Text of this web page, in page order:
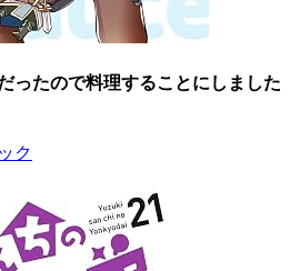
ったので料理することにしました
ク